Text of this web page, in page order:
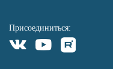
Присоединиться: